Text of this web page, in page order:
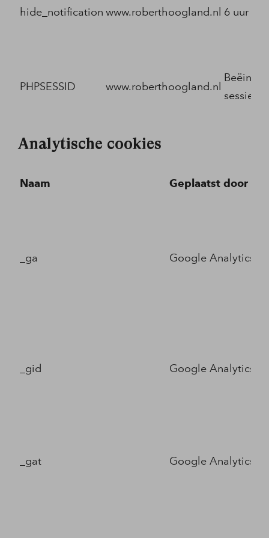
hide_notification www.roberthoogland.nl 6 uur
PHPSESSID www.roberthoogland.nl
sessie
Analytische cookies
Naam Geplaatst door
_ga Google Analytics
_gid Google Analytics
_gat Google Analytics